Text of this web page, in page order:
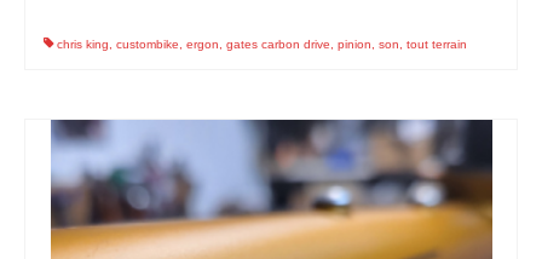
chris king custombike ergon gates carbon drive pinion son tout terrain